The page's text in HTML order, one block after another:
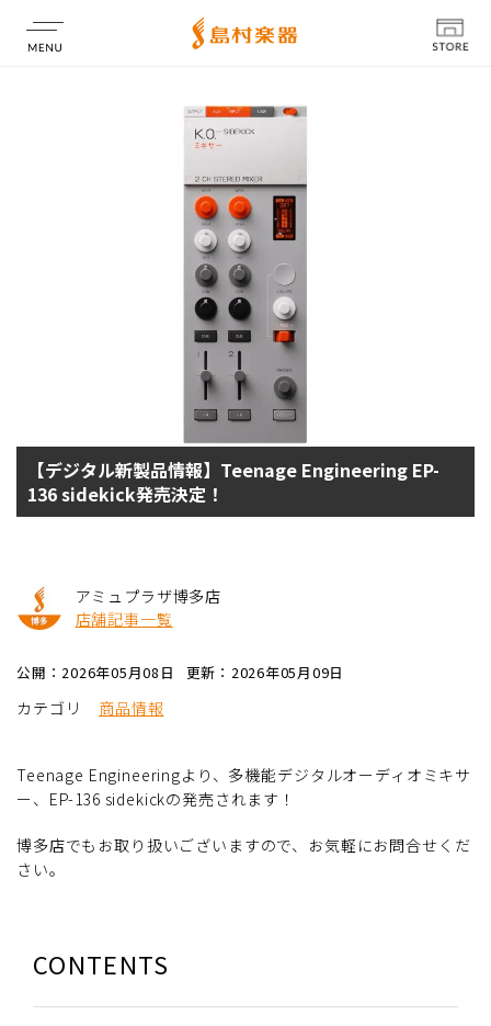
【デジタル新製品情報】Teenage Engineering EP-
136 sidekick発売決定！
アミュプラザ博多店
店舗記事一覧
公開：2026年05月08日 更新：2026年05月09日
カテゴリ 商品情報
Teenage Engineeringより、多機能デジタルオーディオミキサ
ー、EP-136 sidekickの発売されます！
博多店でもお取り扱いございますので、お気軽にお問合せくだ
さい。
CONTENTS